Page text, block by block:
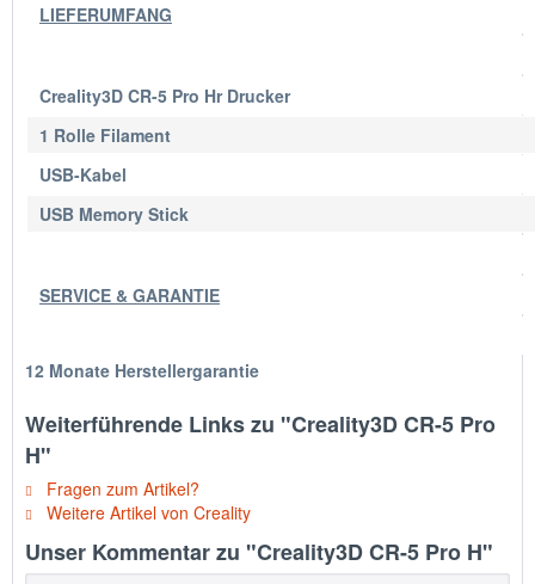
LIEFERUMFANG
Creality3D CR-5 Pro Hr Drucker
1 Rolle Filament
USB-Kabel
USB Memory Stick
SERVICE & GARANTIE
12 Monate Herstellergarantie
Weiterführende Links zu "Creality3D CR-5 Pro
H"
Fragen zum Artikel?
Weitere Artikel von Creality
Unser Kommentar zu "Creality3D CR-5 Pro H"